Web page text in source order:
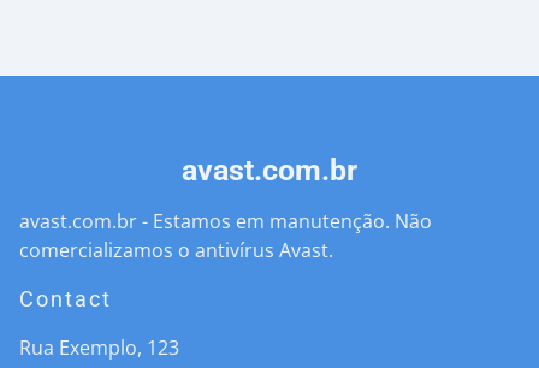
avast.com.br
avast.com.br - Estamos em manutenção. Não
comercializamos o antivírus Avast.
Contact
Rua Exemplo, 123